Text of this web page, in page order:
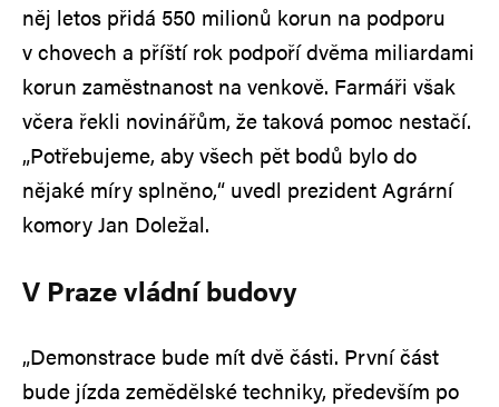
něj letos přidá 550 milionů korun na podporu
v chovech a příští rok podpoří dvěma miliardami
korun zaměstnanost na venkově. Farmáři však
včera řekli novinářům, že taková pomoc nestačí.
„Potřebujeme, aby všech pět bodů bylo do
nějaké míry splněno,“ uvedl prezident Agrární
komory Jan Doležal.
V Praze vládní budovy
„Demonstrace bude mít dvě části. První část
bude jízda zemědělské techniky, především po